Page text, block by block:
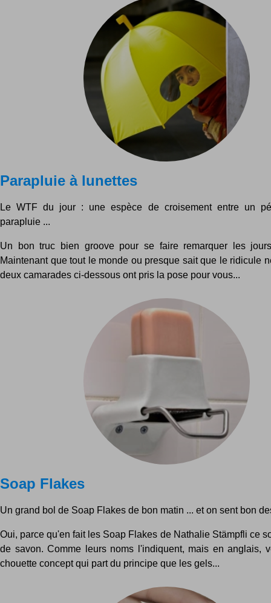
Parapluie à lunettes
Le WTF du jour : une espèce de croisement entre un
parapluie ...
Un bon truc bien groove pour se faire remarquer les
Maintenant que tout le monde ou presque sait que le ridicule
deux camarades ci-dessous ont pris la pose pour vous...
Soap Flakes
Un grand bol de Soap Flakes de bon matin ... et on sent bon
Oui, parce qu'en fait les Soap Flakes de Nathalie Stämpfli ce
de savon. Comme leurs noms l'indiquent, mais en anglais,
chouette concept qui part du principe que les gels...